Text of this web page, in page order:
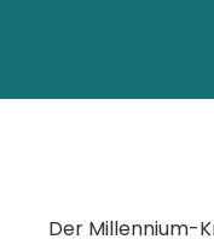
Der Millennium-